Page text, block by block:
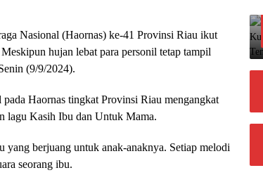
Nasional (Haornas) ke-41 Provinsi Riau ikut
hujan lebat para personil tetap tampil
(9/9/2024).
Haornas tingkat Provinsi Riau mengangkat
lagu Kasih Ibu dan Untuk Mama.
yang berjuang untuk anak-anaknya. Setiap melodi
seorang ibu.